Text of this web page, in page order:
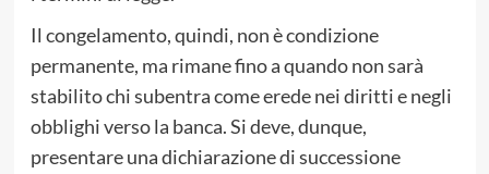
Il congelamento, quindi, non è condizione
permanente, ma rimane fino a quando non sarà
stabilito chi subentra come erede nei diritti e negli
obblighi verso la banca. Si deve, dunque,
presentare una dichiarazione di successione